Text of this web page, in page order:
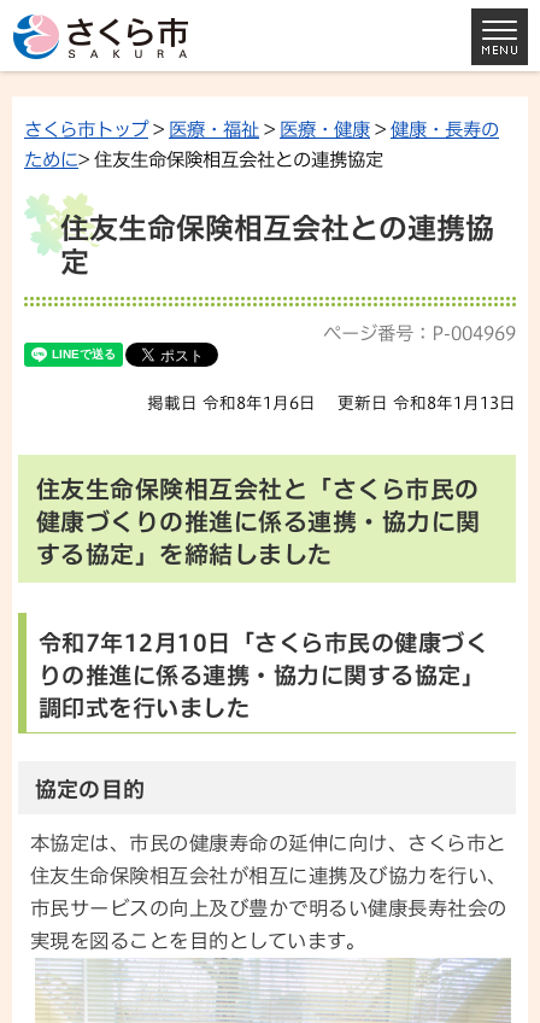
さくら市トップ> 医療・福祉 > 医療・健康 > 健康・長寿の
ために> 住友生命保険相互会社との連携協定
住友生命保険相互会社との連携協
定
ページ番号：P-004969
掲載日 令和8年1月6日 更新日 令和8年1月13日
住友生命保険相互会社と「さくら市民の
健康づくりの推進に係る連携・協力に関
する協定」を締結しました
令和7年12月10日「さくら市民の健康づく
りの推進に係る連携・協力に関する協定」
調印式を行いました
協定の目的
本協定は、市民の健康寿命の延伸に向け、さくら市と
住友生命保険相互会社が相互に連携及び協力を行い、
市民サービスの向上及び豊かで明るい健康長寿社会の
実現を図ることを目的としています。